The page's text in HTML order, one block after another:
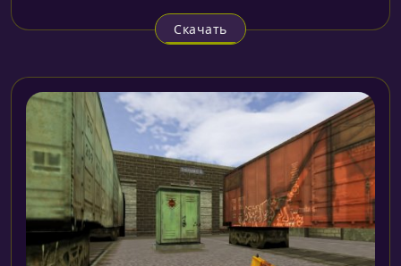
Скачать